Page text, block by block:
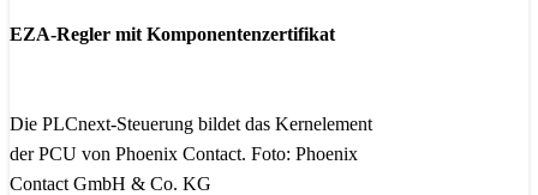
EZA-Regler mit Komponentenzertifikat
Die PLCnext-Steuerung bildet das Kernelement
der PCU von Phoenix Contact. Foto: Phoenix
Contact GmbH & Co. KG